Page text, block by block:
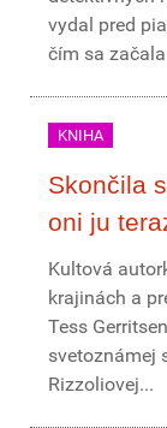
vydal pred
čím sa
KNIHA
Skončila
oni ju
Kultová
krajinách a
Tess
svetoznámej
Rizzoliovej...